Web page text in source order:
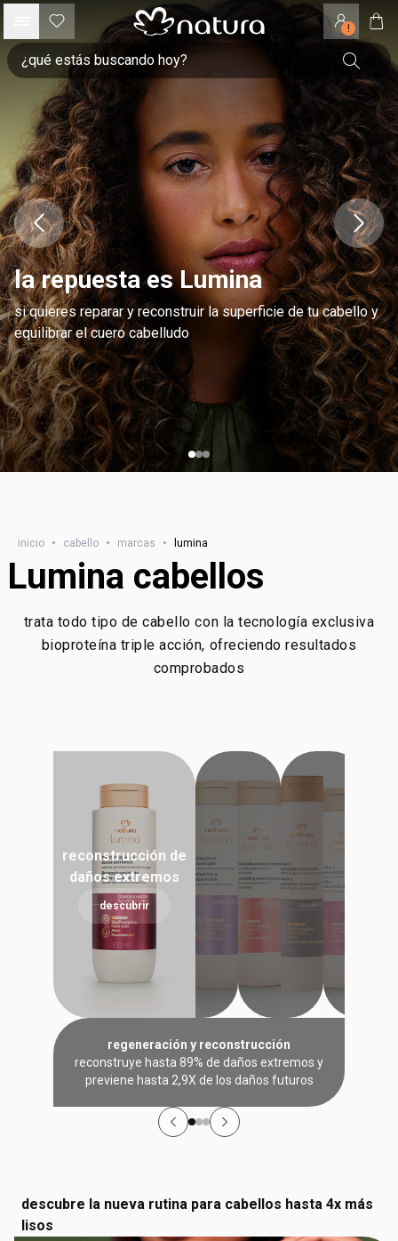
!
la repuesta es Lumina
si quieres reparar y reconstruir la superficie de tu cabello y
equilibrar el cuero cabelludo
inicio • cabello • marcas • lumina
Lumina cabellos
trata todo tipo de cabello con la tecnología exclusiva
bioproteína triple acción, ofreciendo resultados
comprobados
reconstrucción de
daños extremos
descubrir
regeneración y reconstrucción
reconstruye hasta 89% de daños extremos y
previene hasta 2,9X de los daños futuros
descubre la nueva rutina para cabellos hasta 4x más
lisos